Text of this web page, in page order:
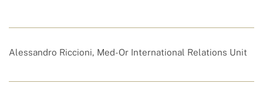
Alessandro Riccioni, Med-Or International Relations Unit